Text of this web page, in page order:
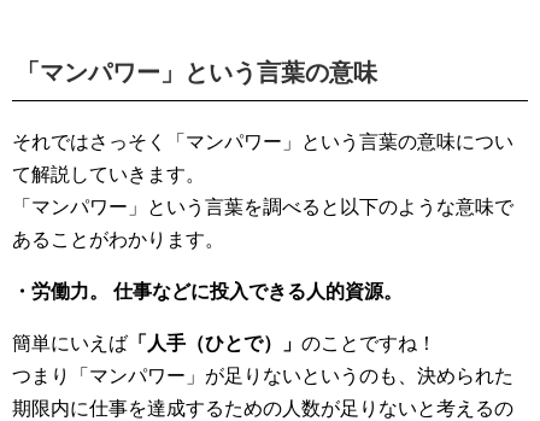
「マンパワー」という言葉の意味
それではさっそく「マンパワー」という言葉の意味につい
て解説していきます。
「マンパワー」という言葉を調べると以下のような意味で
あることがわかります。
・労働力。 仕事などに投入できる人的資源。
簡単にいえば 「人手（ひとで）」 のことですね！
つまり「マンパワー」が足りないというのも、決められた
期限内に仕事を達成するための人数が足りないと考えるの